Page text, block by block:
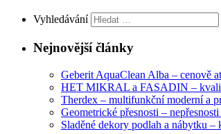
Vyhledávání
Nejnovější články
Geberit AquaClean Alba – cenově
HET MIKRAL a FASADIN –
Therdex – multifunkční moderní a
Geometrické přesnosti –
Sladěné dekory podlah a nábytku